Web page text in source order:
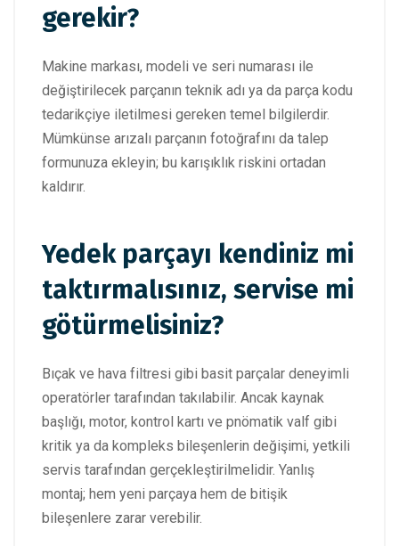
gerekir?
Makine markası, modeli ve seri numarası ile
değiştirilecek parçanın teknik adı ya da parça kodu
tedarikçiye iletilmesi gereken temel bilgilerdir.
Mümkünse arızalı parçanın fotoğrafını da talep
formunuza ekleyin; bu karışıklık riskini ortadan
kaldırır.
Yedek parçayı kendiniz mi
taktırmalısınız, servise mi
götürmelisiniz?
Bıçak ve hava filtresi gibi basit parçalar deneyimli
operatörler tarafından takılabilir. Ancak kaynak
başlığı, motor, kontrol kartı ve pnömatik valf gibi
kritik ya da kompleks bileşenlerin değişimi, yetkili
servis tarafından gerçekleştirilmelidir. Yanlış
montaj; hem yeni parçaya hem de bitişik
bileşenlere zarar verebilir.